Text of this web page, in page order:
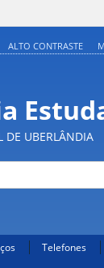
Acesso
ALTO CONTRASTE
DE UBERLÂNDIA
Telefones